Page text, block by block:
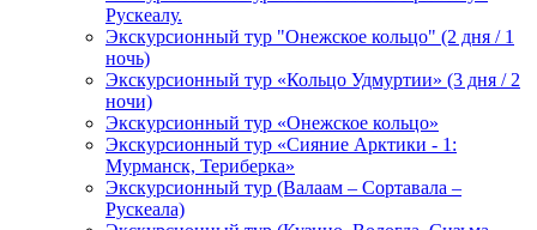
Рускеалу.
Экскурсионный тур "Онежское кольцо" (2 дня / 1
ночь)
Экскурсионный тур «Кольцо Удмуртии» (3 дня / 2
ночи)
Экскурсионный тур «Онежское кольцо»
Экскурсионный тур «Сияние Арктики - 1:
Мурманск, Териберка»
Экскурсионный тур (Валаам – Сортавала –
Рускеала)